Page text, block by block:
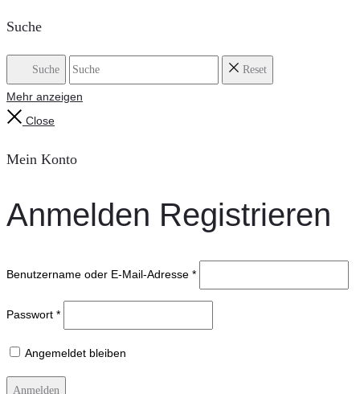
Suche
Suche Reset
Mehr anzeigen
Close
Mein Konto
Anmelden Registrieren
Benutzername oder E-Mail-Adresse *
Passwort *
Angemeldet bleiben
Anmelden